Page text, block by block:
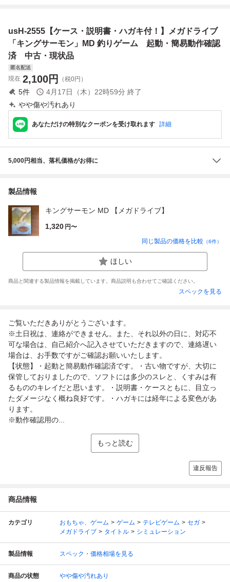
usH-2555【ケース・説明書・ハガキ付！】メガドライブ
「キングサーモン」MD 釣りゲーム 起動・簡易動作確認
済 中古・現状品
匿名配送
現在 2,100円 （税0円）
5件 4月17日（木）22時59分 終了
やや傷や汚れあり
あなただけの特別なクーポンを受け取れます 詳細
5,000円相当、落札価格がお得に
製品情報
キングサーモン MD 【メガドライブ】
1,320 円〜
同じ製品の価格を比較 （6件）
ほしい
商品と関連する製品情報を掲載しています。商品説明も合わせてご確認ください。
スペックを見る
ご覧いただきありがとうございます。
※土日祝は、連絡ができません。また、それ以外の日に、対応不
可な場合は、自己紹介へ記入させていただきますので、連絡遅い
場合は、お手数ですがご確認お願いいたします。
【状態】・起動と簡易動作確認済です。・古い物ですが、大切に
保管しておりましたので、ソフトには多少のスレと、くすみは有
るもののキレイだと思います。・説明書・ケースともに、目立っ
たダメージなく概ね良好です。・ハガキには経年による変色があ
ります。
※動作確認用の...
もっと読む
違反報告
商品情報
カテゴリ おもちゃ、ゲーム ゲーム テレビゲーム
セガ
メガドライブ
タイトル シミュレーション
製品情報 スペック・価格相場を見る
商品の状態 やや傷や汚れあり